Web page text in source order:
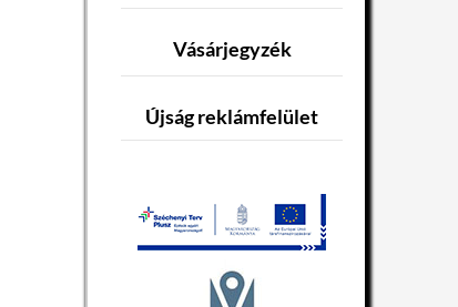
Vásárjegyzék
Újság reklámfelület